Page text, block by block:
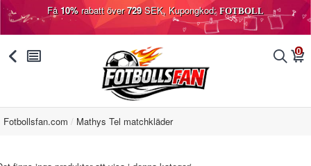
Få10%rabatt över729SEK, Kupongkod: FOTBOLL
󰅯 󰂩 󰂨 0
󰃦
Fotbollsfan.com Mathys Tel matchkläder